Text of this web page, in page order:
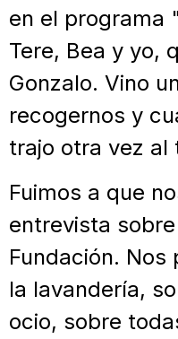
en el programa
Tere, Bea y yo,
Gonzalo. Vino
recogernos y
trajo otra vez al
Fuimos a que
entrevista
Fundación.
la lavandería,
ocio, sobre